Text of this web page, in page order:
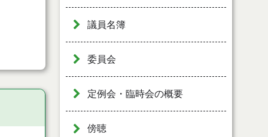
議員名簿
委員会
定例会・臨時会の概要
傍聴